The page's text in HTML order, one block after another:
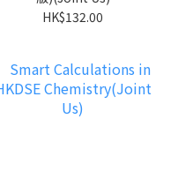
HK$132.00